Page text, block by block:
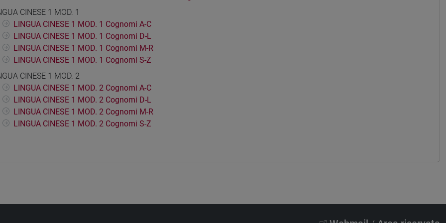
CINESE 1 MOD. 1
LINGUA CINESE 1 MOD. 1 Cognomi A-C
LINGUA CINESE 1 MOD. 1 Cognomi D-L
LINGUA CINESE 1 MOD. 1 Cognomi M-R
LINGUA CINESE 1 MOD. 1 Cognomi S-Z
CINESE 1 MOD. 2
LINGUA CINESE 1 MOD. 2 Cognomi A-C
LINGUA CINESE 1 MOD. 2 Cognomi D-L
LINGUA CINESE 1 MOD. 2 Cognomi M-R
LINGUA CINESE 1 MOD. 2 Cognomi S-Z